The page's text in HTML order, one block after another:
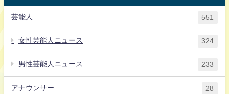
芸能人 551
女性芸能人ニュース 324
男性芸能人ニュース 233
アナウンサー 28